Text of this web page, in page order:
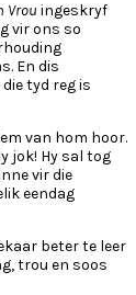
Vrou ingeskryf
vir ons so
En dis
tyd reg is
van hom hoor.
jok! Hy sal tog
vir die
eendag
beter te leer
trou en soos